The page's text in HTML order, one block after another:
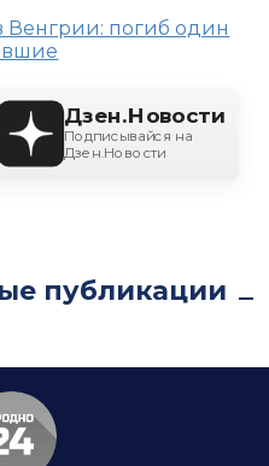
Венгрии: погиб один
Дзен.Новости
Подписывайся на
Дзен.Новости
публикации